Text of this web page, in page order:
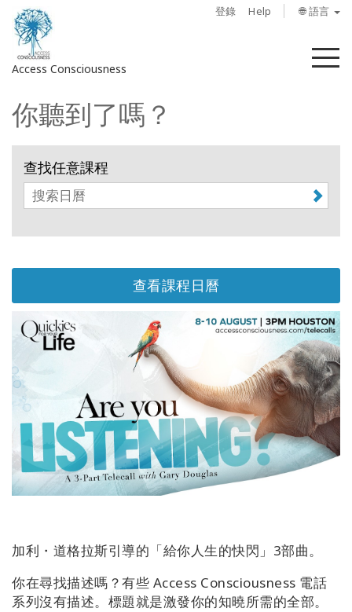
登錄 Help 🌐 語言
Access Consciousness
菜
登
錄
您
的
帳
戶
Access
Bars
區
課
程
導
師
你聽到了嗎？
查找任意課程
查看課程日曆
加利・道格拉斯引導的「給你人生的快閃」3部曲。
你在尋找描述嗎？有些 Access Consciousness 電話
系列沒有描述。標題就是激發你的知曉所需的全部。